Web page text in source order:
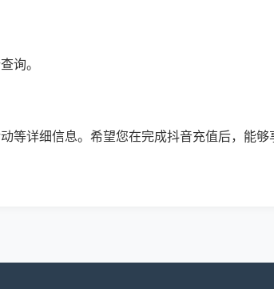
询。
等详细信息。希望您在完成抖音充值后，能